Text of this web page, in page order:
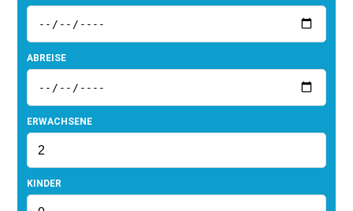
ABREISE
ERWACHSENE
KINDER